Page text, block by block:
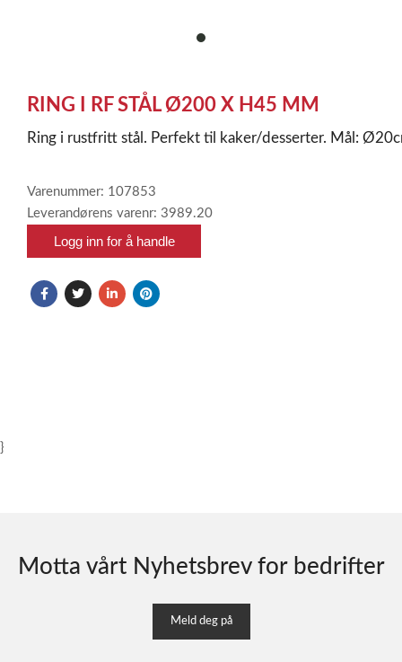
item
of
1
RING I RF STÅL Ø200 X H45 MM
Ring i rustfritt stål. Perfekt til kaker/desserter. Mål:
Varenummer: 107853
Leverandørens varenr: 3989.20
Logg inn for å handle
}
Motta vårt Nyhetsbrev for bedrifter
Meld deg på